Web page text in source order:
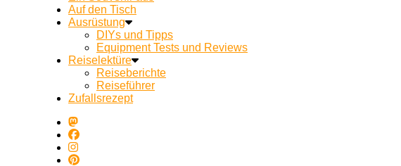
Auf den Tisch
Ausrüstung
DIYs und Tipps
Equipment Tests und Reviews
Reiselektüre
Reiseberichte
Reiseführer
Zufallsrezept